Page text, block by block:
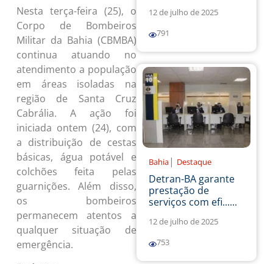
Nesta terça-feira (25), o
Corpo de Bombeiros
Militar da Bahia (CBMBA)
continua atuando no
atendimento a população
em áreas isoladas na
região de Santa Cruz
Cabrália. A ação foi
iniciada ontem (24), com
a distribuição de cestas
básicas, água potável e
colchões feita pelas
guarnições. Além disso,
os bombeiros
permanecem atentos a
qualquer situação de
emergência.
12 de julho de 2025
791
Bahia | Destaque
Detran-BA garante
prestação de
serviços com efi......
12 de julho de 2025
753